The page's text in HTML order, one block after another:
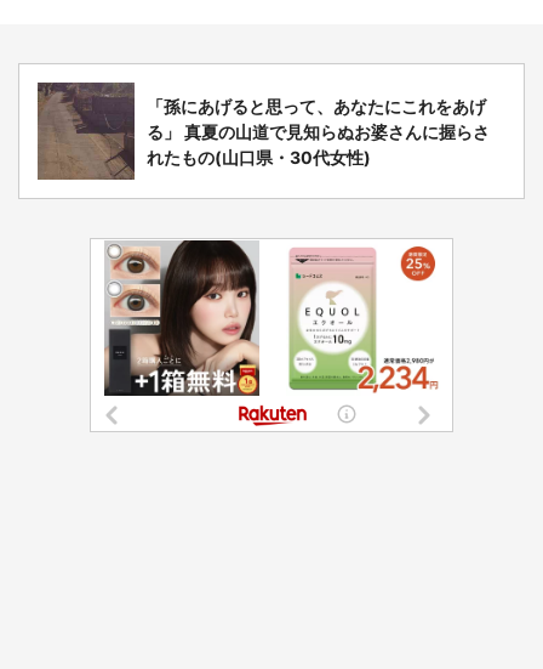
「孫にあげると思って、あなたにこれをあげ
る」 真夏の山道で見知らぬお婆さんに握らさ
れたもの(山口県・30代女性)